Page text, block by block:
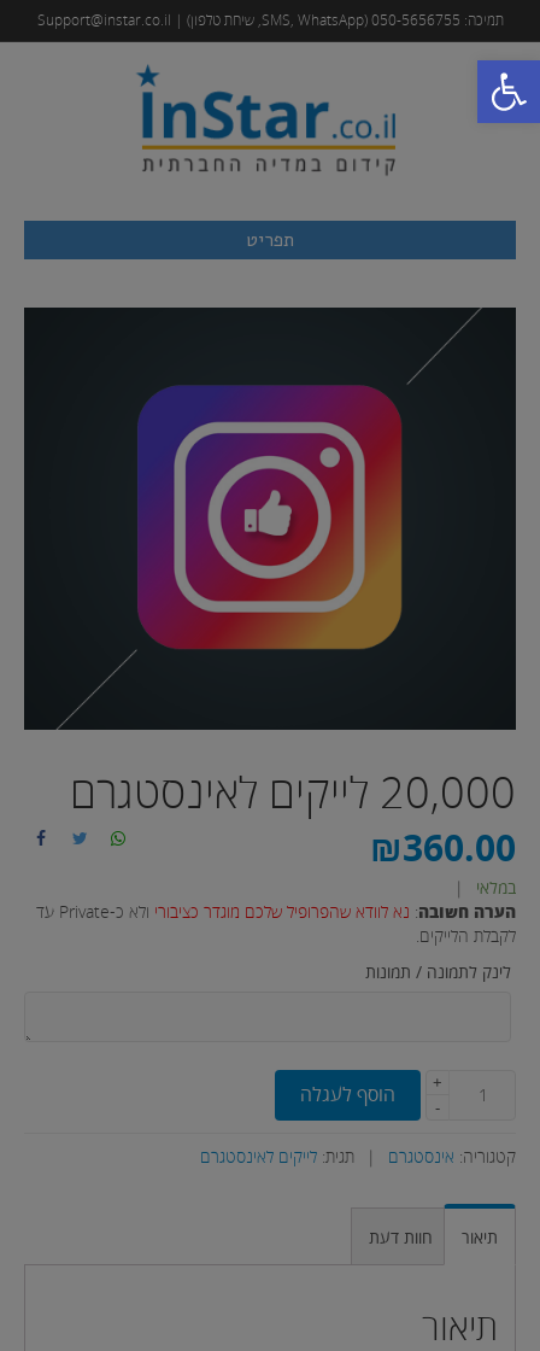
פתח סרגל נגישות
תמיכה: 050-5656755 (SMS, WhatsApp, שיחת טלפון) | Support@instar.co.il
תפריט
20,000 לייקים לאינסטגרם
₪360.00
במלאי
הערה חשובה: נא לוודא שהפרופיל שלכם מוגדר כציבורי
ולא כ-Private עד
לקבלת הלייקים.
לינק לתמונה / תמונות
+
-
הוסף לעגלה
קטגוריה: אינסטגרם תגית: לייקים לאינסטגרם
תיאור חוות דעת
תיאור